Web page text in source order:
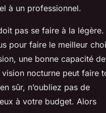
à un professionnel.
pas se faire à la légère.
pour faire le meilleur
une bonne capacité de
nocturne peut faire
sûr, n’oubliez pas de
à votre budget. Alors